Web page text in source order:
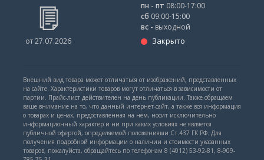
от 27.07.2026
пн - пт 08:00-17:00
сб 09:00-15:00
вс - выходной
Закрыто
Внешний вид товара может отличаться от изображений, представленных
на сайте. Характеристики товаров могут отличаться в зависимости от
партии. Прайс-лист действителен на день публикации. Также обращаем
ваше внимание на то, что данный интернет-сайт, а также вся информация
о товарах и ценах, предоставленная на нём, носит исключительно
информационный характер и ни при каких условиях не является
публичной офертой, определяемой положениями Ст.437 ГК РФ. Для
получения подробной информации о наличии и стоимости указанных
товаров, пожалуйста, обращайтесь по телефонам 8 (4012) 53-92-81, 8-909-